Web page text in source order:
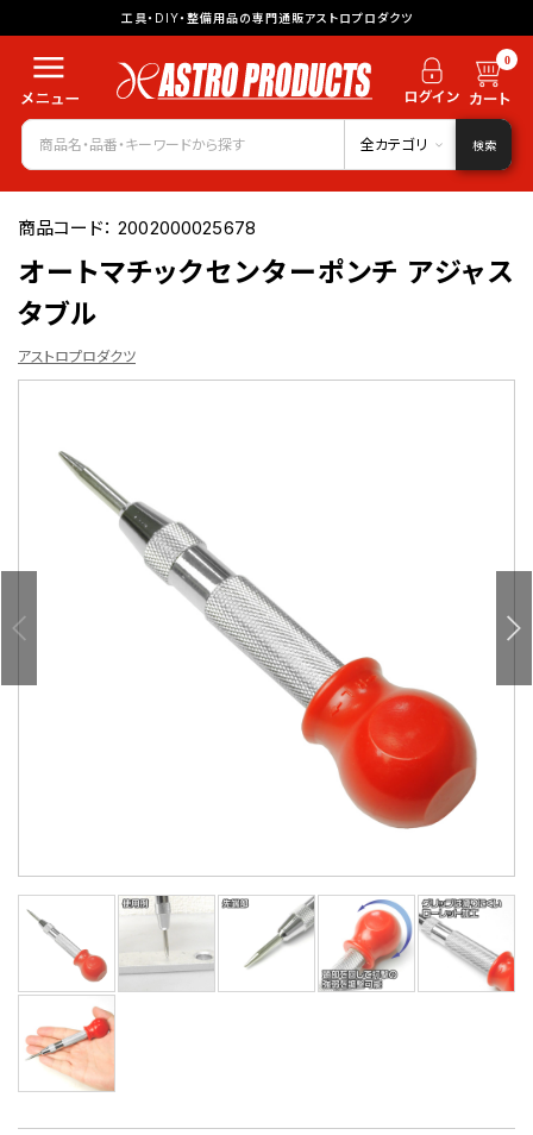
工具・DIY・整備用品の専門通販アストロプロダクツ
0
全カテゴリ 検索
商品コード：2002000025678
オートマチックセンターポンチ アジャス
タブル
アストロプロダクツ